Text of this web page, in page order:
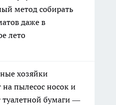
метод собирать
даже в
лето
хозяйки
на пылесос носок и
туалетной бумаги —